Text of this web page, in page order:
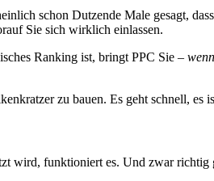
schon Dutzende Male gesagt,
Sie sich wirklich einlassen.
Ranking ist, bringt PPC Sie –
zu bauen. Es geht schnell, es
wird, funktioniert es. Und zwar richtig